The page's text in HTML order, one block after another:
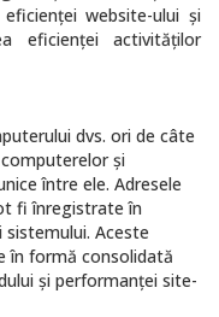
website-ului şi
eficienţei activităţilor
dvs. ori de câte
şi
între ele. Adresele
fi înregistrate în
Aceste
în formă consolidată
şi performanţei site-